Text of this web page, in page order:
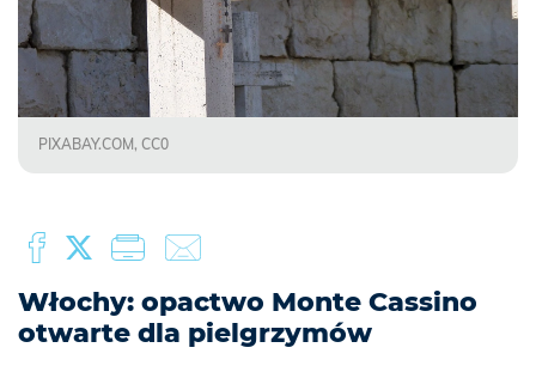
PIXABAY.COM, CC0
Włochy: opactwo Monte Cassino
otwarte dla pielgrzymów